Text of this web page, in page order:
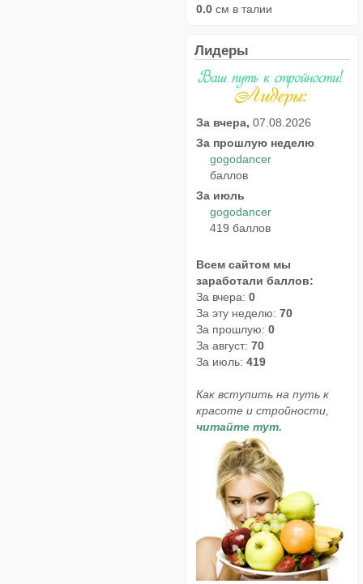
0.0 см в талии
Лидеры
За вчера, 07.08.2026
За прошлую неделю
gogodancer
баллов
За июль
gogodancer
419 баллов
Всем сайтом мы
заработали баллов:
За вчера: 0
За эту неделю: 70
За прошлую: 0
За август: 70
За июль: 419
Как вступить на путь к
красоте и стройности,
читайте тут.